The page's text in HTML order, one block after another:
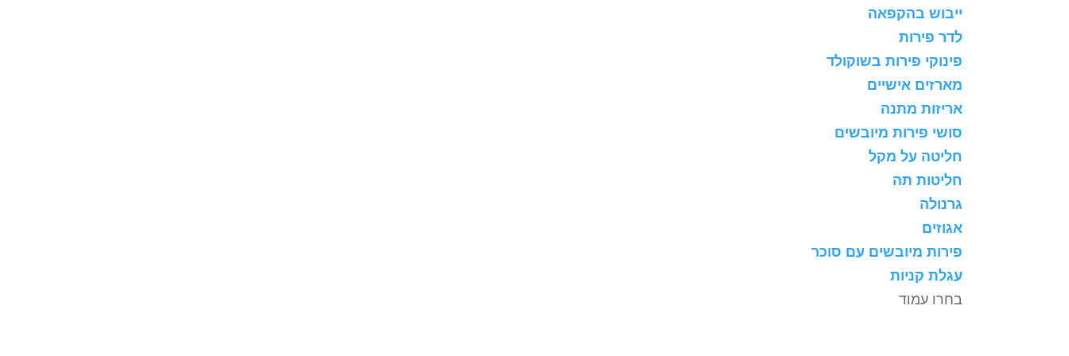
ייבוש בהקפאה
לדר פירות
פינוקי פירות בשוקולד
מארזים אישיים
אריזות מתנה
סושי פירות מיובשים
חליטה על מקל
חליטות תה
גרנולה
אגוזים
פירות מיובשים עם סוכר
עגלת קניות
בחרו עמוד